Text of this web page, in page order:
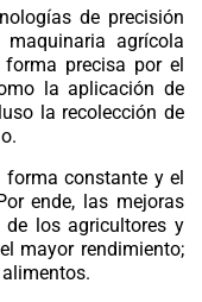
de precisión
agrícola
precisa por el
la aplicación de
la recolección de
constante y el
ende, las mejoras
los agricultores y
mayor rendimiento;